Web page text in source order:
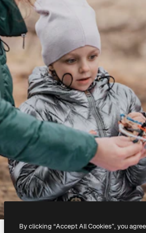
By clicking “Accept All Cookies”, you